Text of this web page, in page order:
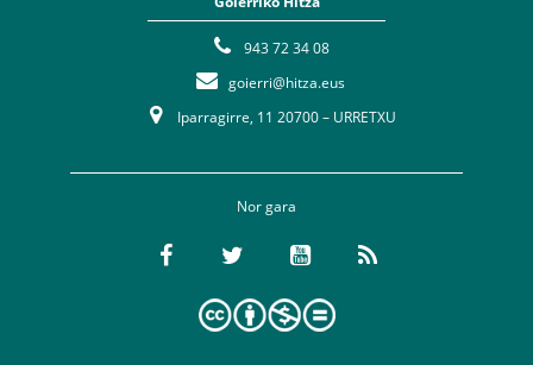
943 72 34 08
goierri@hitza.eus
Iparragirre, 11 20700 – URRETXU
Nor gara